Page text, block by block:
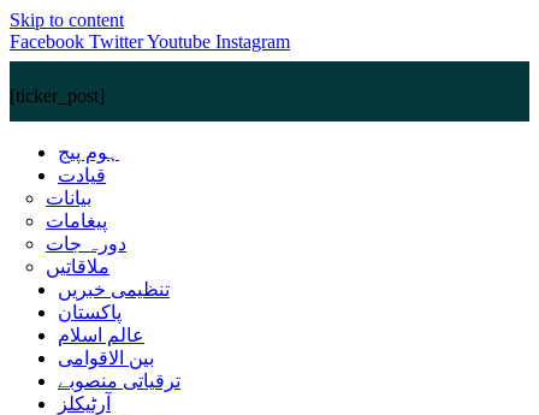
Skip to content
Facebook TwitterYoutube Instagram
[ticker_post]
ہوم پیج
قیادت
بیانات
پیغامات
دورہ جات
ملاقاتیں
تنظیمی خبریں
پاکستان
عالم اسلام
بین الاقوامی
ترقیاتی منصوبے
آرٹیکلز